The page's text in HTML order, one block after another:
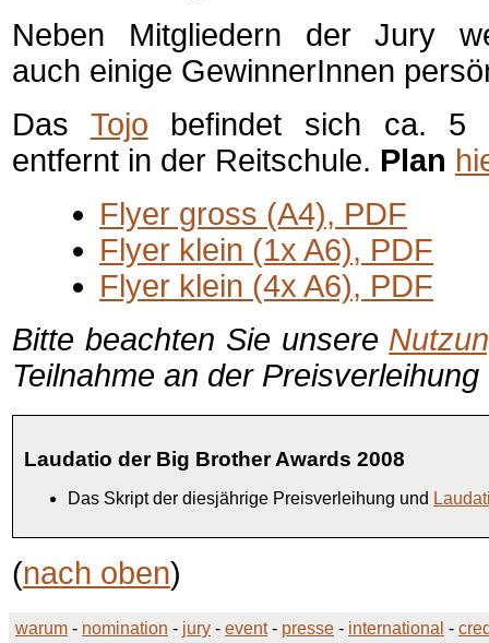
Neben Mitgliedern der Jury
auch einige GewinnerInnen
Das Tojo befindet sich ca. 5
entfernt in der Reitschule. Plan
Flyer gross (A4), PDF
Flyer klein (1x A6), PDF
Flyer klein (4x A6), PDF
Bitte beachten Sie unsere
Teilnahme an der
Laudatio der Big Brother Awards 2008
Das Skript der diesjährige Preisverleihung und
(nach oben)
warum - nomination - jury - event- presse - international -